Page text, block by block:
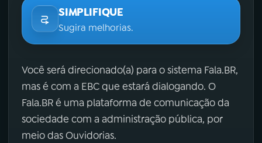
SIMPLIFIQUE
Sugira melhorias.
Você será direcionado(a) para o sistema Fala.BR,
mas é com a EBC que estará dialogando. O
Fala.BR é uma plataforma de comunicação da
sociedade com a administração pública, por
meio das Ouvidorias.